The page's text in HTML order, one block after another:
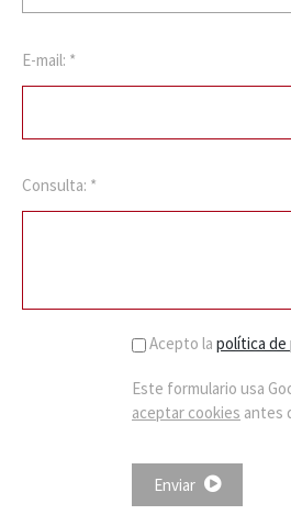
E-mail: *
Consulta: *
Acepto la política de
Este formulario usa
aceptar cookies antes
Enviar